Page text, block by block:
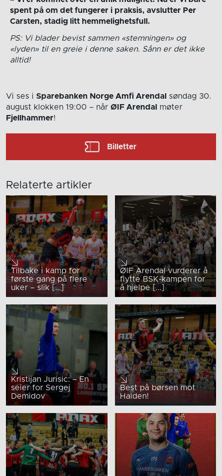
spent på om det fungerer i praksis, avslutter Per
Carsten, stadig litt hemmelighetsfull.
PS: Vi blader bevist sammen «stemningen» og
«lyden» til en greie i denne saken. Sånn er det ikke
alltid!
Vi ses i Sparebanken Norge Amfi Arendal
søndag 30.
august klokken 19:00 – når ØIF Arendal
møter
Fjellhammer!
Billetter
Relaterte artikler
Tilbake i kamp for
første gang på flere
uker – slik [...]
ØIF Arendal vurderer å
flytte BSK-kampen for
å hjelpe [...]
Kristijan Jurisic: – En
seier for Sergej
Demidov
Best på børsen mot
Halden!